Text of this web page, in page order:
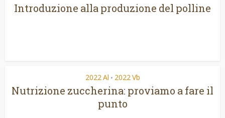
Introduzione alla produzione del polline
2022 Al • 2022 Vb
Nutrizione zuccherina: proviamo a fare il
punto